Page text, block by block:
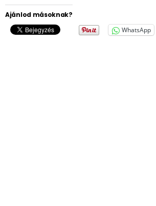
Ajánlod másoknak?
WhatsApp